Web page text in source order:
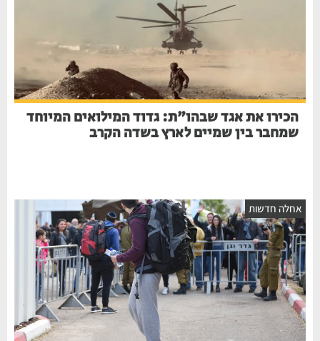
הכירו את אגד שבהו"ת: גדוד המילואים המיוחד
שמחבר בין שמיים לארץ בשדה הקרב
חדשות